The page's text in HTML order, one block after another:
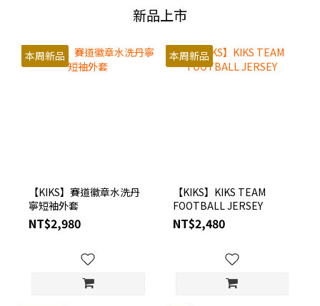
新品上市
本周新品
【KIKS】賽道徽章水洗丹
寧短袖外套
NT$2,980
本周新品
【KIKS】KIKS TEAM
FOOTBALL JERSEY
NT$2,480